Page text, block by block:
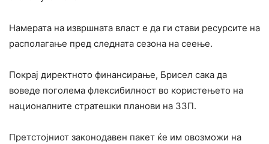
Намерата на извршната власт е да ги стави ресурсите на
располагање пред следната сезона на сеење.
Покрај директното финансирање, Брисел сака да
воведе поголема флексибилност во користењето на
националните стратешки планови на ЗЗП.
Претстојниот законодавен пакет ќе им овозможи на